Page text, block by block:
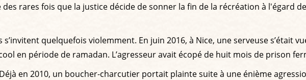
rares fois que la justice décide de sonner la fin de la récréation à l'égard
quelquefois violemment. En juin 2016, à Nice, une serveuse s’était
en période de ramadan. L’agresseur avait écopé de huit mois de prison
en 2010, un boucher-charcutier portait plainte suite à une énième